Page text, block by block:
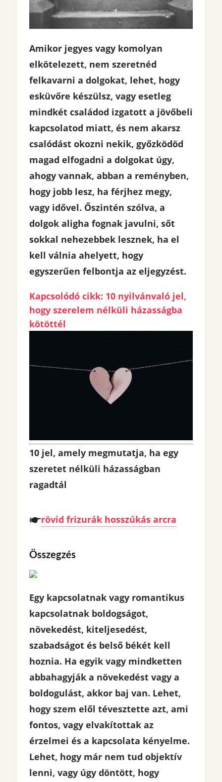
Amikor jegyes vagy komolyan
elkötelezett, nem szeretnéd
felkavarni a dolgokat, lehet, hogy
esküvőre készülsz, vagy esetleg
mindkét családod izgatott a jövőbeli
kapcsolatod miatt, és nem akarsz
csalódást okozni nekik, győzködöd
magad elfogadni a dolgokat úgy,
ahogy vannak, abban a reményben,
hogy jobb lesz, ha férjhez megy,
vagy idővel. Őszintén szólva, a
dolgok aligha fognak javulni, sőt
sokkal nehezebbek lesznek, ha el
kell válnia ahelyett, hogy
egyszerűen felbontja az eljegyzést.
Kapcsolódó cikk: 10 nyilvánvaló jel,
hogy szerelem nélküli házasságba
kötöttél
10 jel, amely megmutatja, ha egy
szeretet nélküli házasságban
ragadtál
rövid frizurák hosszúkás arcra
Összegzés
Egy kapcsolatnak vagy romantikus
kapcsolatnak boldogságot,
növekedést, kiteljesedést,
szabadságot és belső békét kell
hoznia. Ha egyik vagy mindketten
abbahagyják a növekedést vagy a
boldogulást, akkor baj van. Lehet,
hogy szem elől tévesztette azt, ami
fontos, vagy elvakítottak az
érzelmei és a kapcsolata kényelme.
Lehet, hogy már nem tud objektív
lenni, vagy úgy döntött, hogy